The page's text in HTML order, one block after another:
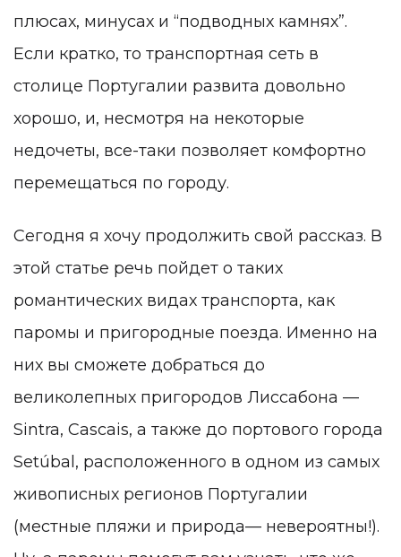
плюсах, минусах и “подводных камнях”.
Если кратко, то транспортная сеть в
столице Португалии развита довольно
хорошо, и, несмотря на некоторые
недочеты, все-таки позволяет комфортно
перемещаться по городу.
Сегодня я хочу продолжить свой рассказ. В
этой статье речь пойдет о таких
романтических видах транспорта, как
паромы и пригородные поезда. Именно на
них вы сможете добраться до
великолепных пригородов Лиссабона —
Sintra, Cascais, а также до портового города
Setúbal, расположенного в одном из самых
живописных регионов Португалии
(местные пляжи и природа— невероятны!).